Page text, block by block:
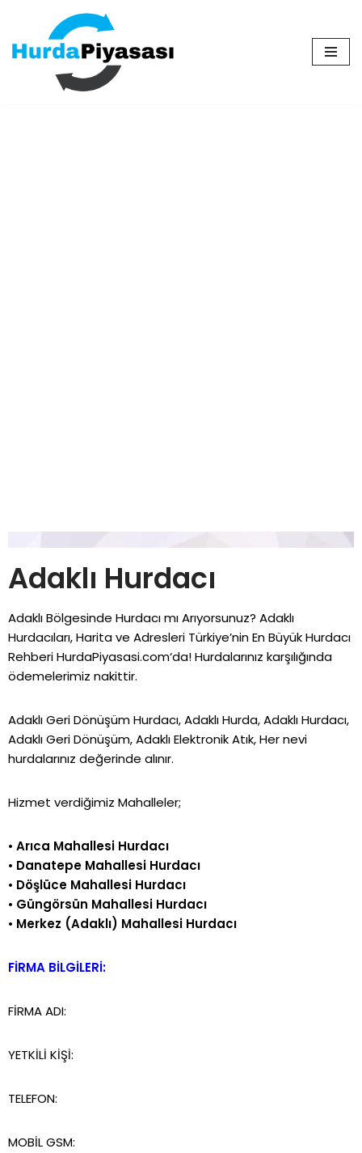
İçeriğe
geç
Adaklı Hurdacı
Adaklı Bölgesinde Hurdacı mı Arıyorsunuz? Adaklı
Hurdacıları, Harita ve Adresleri Türkiye’nin En Büyük Hurdacı
RehberiHurdaPiyasasi.com‘da! Hurdalarınız karşılığında
ödemelerimiz nakittir.
Adaklı Geri Dönüşüm Hurdacı, Adaklı Hurda, Adaklı Hurdacı,
Adaklı Geri Dönüşüm, Adaklı Elektronik Atık, Her nevi
hurdalarınız değerinde alınır.
Hizmet verdiğimiz Mahalleler;
• Arıca Mahallesi Hurdacı
• Danatepe Mahallesi Hurdacı
• Döşlüce Mahallesi Hurdacı
• Güngörsün Mahallesi Hurdacı
• Merkez (Adaklı) Mahallesi Hurdacı
FİRMA BİLGİLERİ:
FİRMA ADI:
YETKİLİ KİŞİ:
TELEFON:
MOBİL GSM: